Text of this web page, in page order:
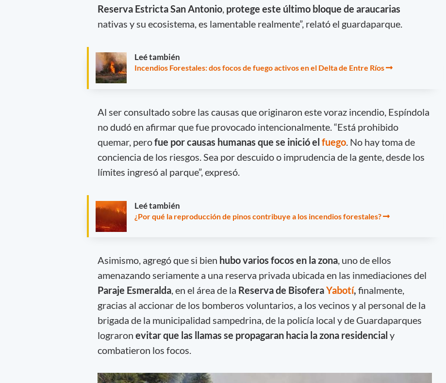
Reserva Estricta San Antonio, protege este último bloque de araucarias
nativas y su ecosistema, es lamentable realmente”, relató el guardaparque.
Leé también
Incendios Forestales: dos focos de fuego activos en el Delta de Entre Ríos
Al ser consultado sobre las causas que originaron este voraz incendio, Espíndola
no dudó en afirmar que fue provocado intencionalmente. “Está prohibido
quemar, perofue por causas humanas que se inició el fuego. No hay toma de
conciencia de los riesgos. Sea por descuido o imprudencia de la gente, desde los
límites ingresó al parque”, expresó.
Leé también
¿Por qué la reproducción de pinos contribuye a los incendios forestales?
Asimismo, agregó que si bien hubo varios focos en la zona, uno de ellos
amenazando seriamente a una reserva privada ubicada en las inmediaciones del
Paraje Esmeralda, en el área de la Reserva de BisoferaYabotí, finalmente,
gracias al accionar de los bomberos voluntarios, a los vecinos y al personal de la
brigada de la municipalidad sampedrina, de la policía local y de Guardaparques
lograron evitar que las llamas se propagaran hacia la zona residencial y
combatieron los focos.